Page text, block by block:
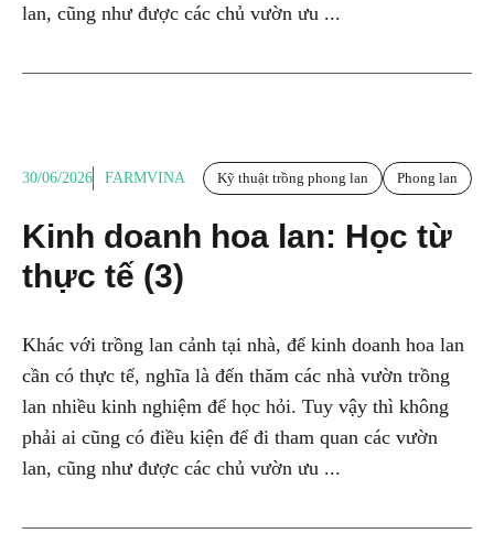
lan, cũng như được các chủ vườn ưu ...
30/06/2026 FARMVINA Kỹ thuật trồng phong lan Phong lan
Kinh doanh hoa lan: Học từ
thực tế (3)
Khác với trồng lan cảnh tại nhà, để kinh doanh hoa lan
cần có thực tế, nghĩa là đến thăm các nhà vườn trồng
lan nhiều kinh nghiệm để học hỏi. Tuy vậy thì không
phải ai cũng có điều kiện để đi tham quan các vườn
lan, cũng như được các chủ vườn ưu ...